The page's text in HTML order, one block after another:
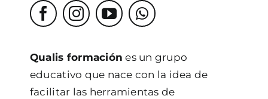
Qualis formación es un grupo
educativo que nace con la idea de
facilitar las herramientas de